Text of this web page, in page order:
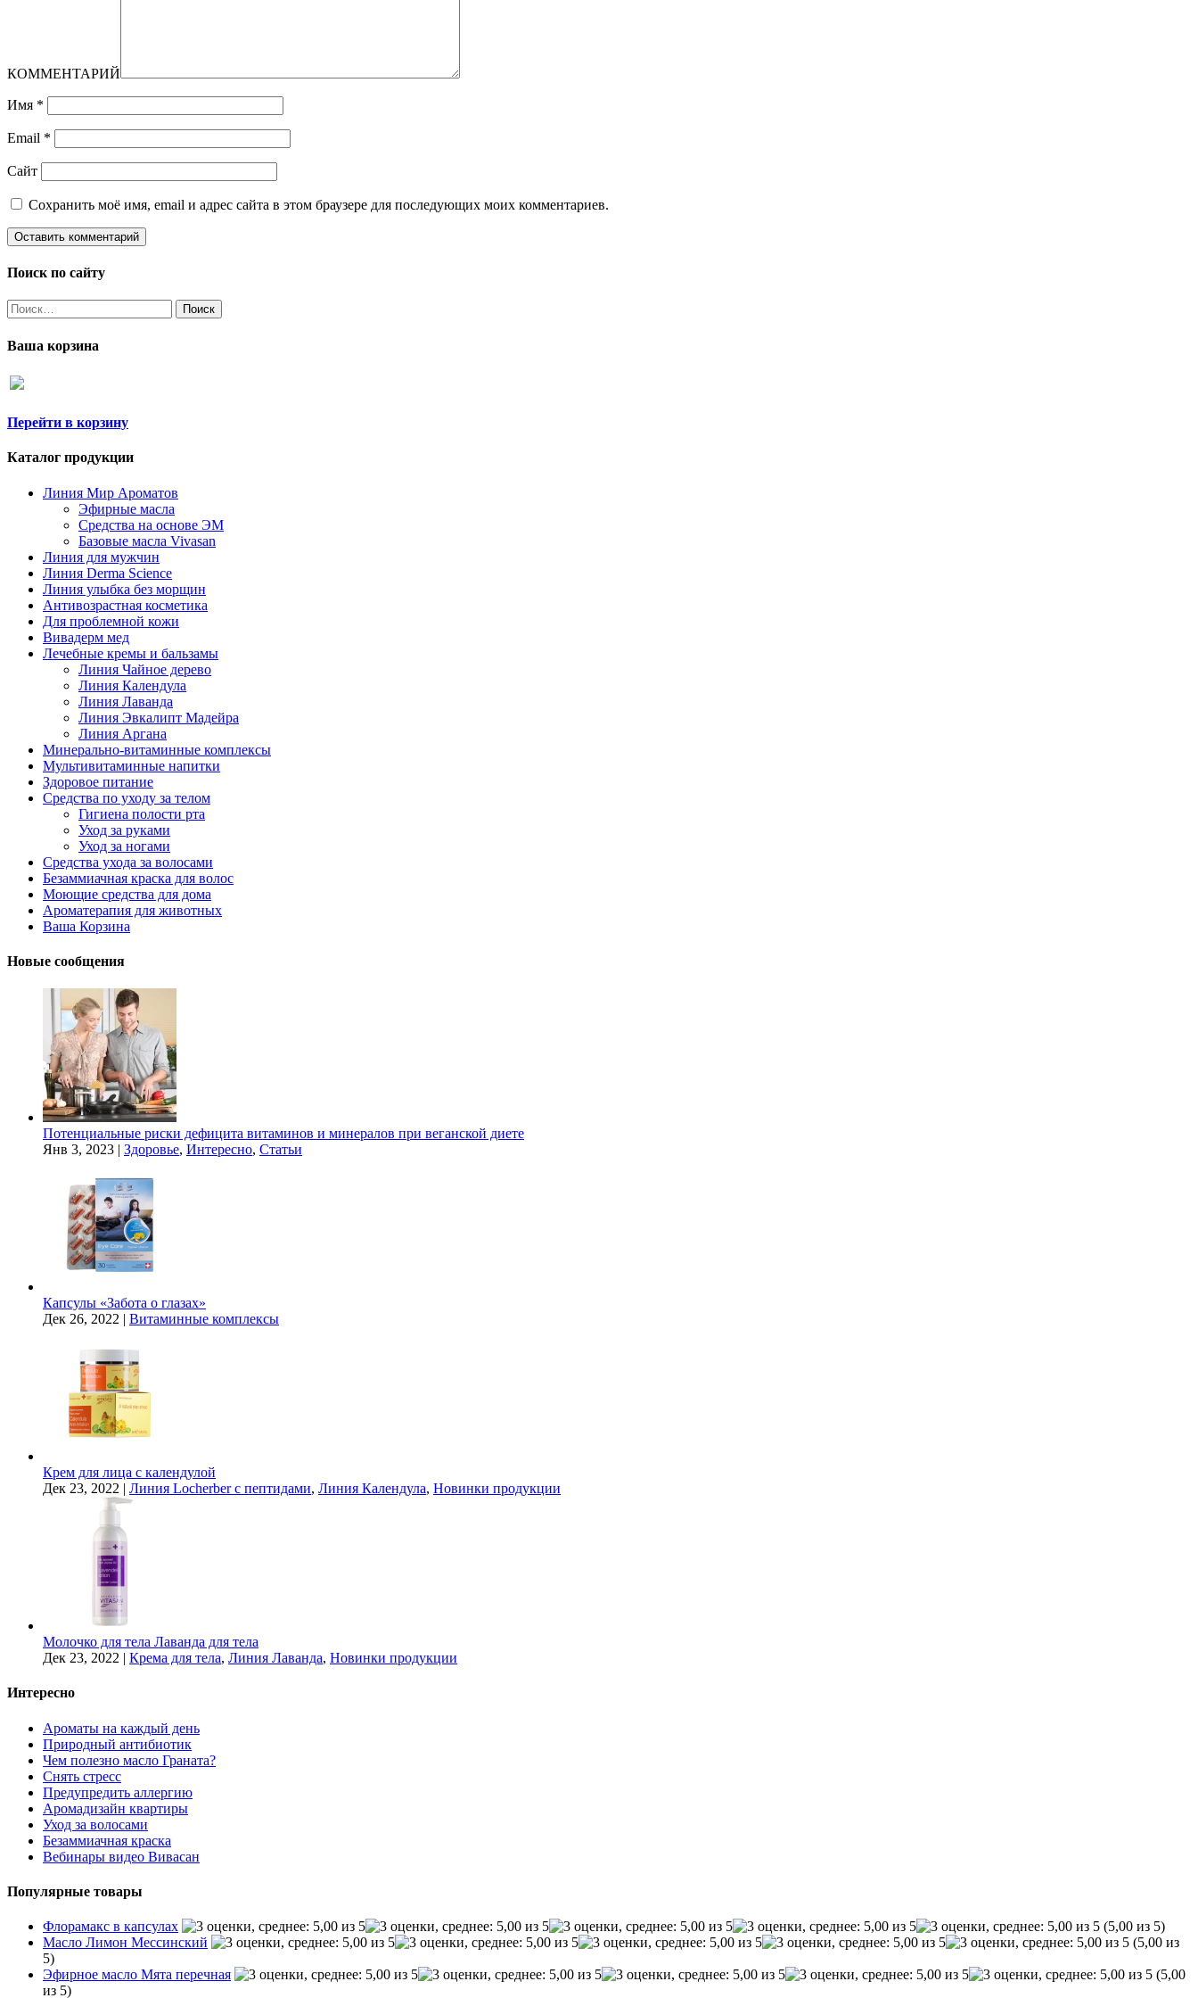
КОММЕНТАРИЙ
Имя *
Email *
Сайт
Сохранить моё имя, email и адрес сайта в этом браузере для последующих моих комментариев.
Поиск по сайту
Найти:
Ваша корзина
Перейти в корзину
Каталог продукции
Линия Мир Ароматов
Эфирные масла
Средства на основе ЭМ
Базовые масла Vivasan
Линия для мужчин
Линия Derma Science
Линия улыбка без морщин
Антивозрастная косметика
Для проблемной кожи
Вивадерм мед
Лечебные кремы и бальзамы
Линия Чайное дерево
Линия Календула
Линия Лаванда
Линия Эвкалипт Мадейра
Линия Аргана
Минерально-витаминные комплексы
Мультивитаминные напитки
Здоровое питание
Средства по уходу за телом
Гигиена полости рта
Уход за руками
Уход за ногами
Средства ухода за волосами
Безаммиачная краска для волос
Моющие средства для дома
Ароматерапия для животных
Ваша Корзина
Новые сообщения
Потенциальные риски дефицита витаминов и минералов при веганской диете
Янв 3, 2023 | Здоровье, Интересно, Статьи
Капсулы «Забота о глазах»
Дек 26, 2022 | Витаминные комплексы
Крем для лица с календулой
Дек 23, 2022 | Линия Locherber с пептидами, Линия Календула, Новинки продукции
Молочко для тела Лаванда для тела
Дек 23, 2022 | Крема для тела, Линия Лаванда, Новинки продукции
Интересно
Ароматы на каждый день
Природный антибиотик
Чем полезно масло Граната?
Снять стресс
Предупредить аллергию
Аромадизайн квартиры
Уход за волосами
Безаммиачная краска
Вебинары видео Вивасан
Популярные товары
Флорамакс в капсулах
(5,00 из 5)
Масло Лимон Мессинский
(5,00 из
5)
Эфирное масло Мята перечная
(5,00
из 5)